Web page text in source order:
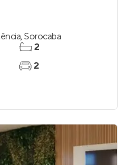
,Sorocaba
2
2